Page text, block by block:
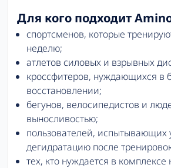
Для кого подходит
спортсменов, которые
неделю;
атлетов силовых и взрывных
кроссфитеров, нуждающихся в
восстановлении;
бегунов, велосипедистов и
выносливостью;
пользователей, испытывающих
дегидратацию после
тех, кто нуждается в комплексе